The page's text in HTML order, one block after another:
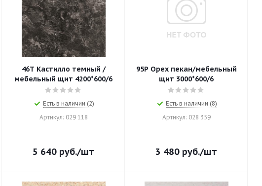
46Т Кастилло темный /
мебельный щит 4200*600/6
Есть в наличии (2)
Артикул: 029 118
5 640 руб./шт
95Р Орех пекан/мебельный
щит 3000*600/6
Есть в наличии (8)
Артикул: 028 359
3 480 руб./шт